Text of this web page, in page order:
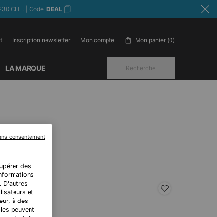
CHF. | Code :DEAL
Inscription newsletter Mon compte Mon panier 0
0 produit in cart
LA MARQUE Recherche
SELLER
des
D'autres
et
à des
peuvent
consentement